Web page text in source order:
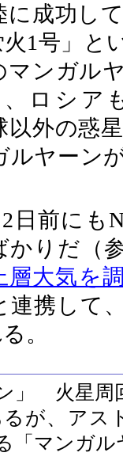
成功し
1号」と
マンガル
ロシア
以外の惑
ルヤーン
日前にも
かりだ（
大気を
連携して
。
」 火星周
が、アス
「マンガ